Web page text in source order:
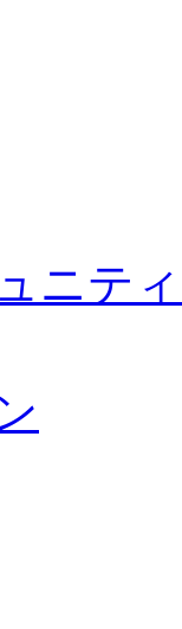
2026/27シーズン「
ニティ